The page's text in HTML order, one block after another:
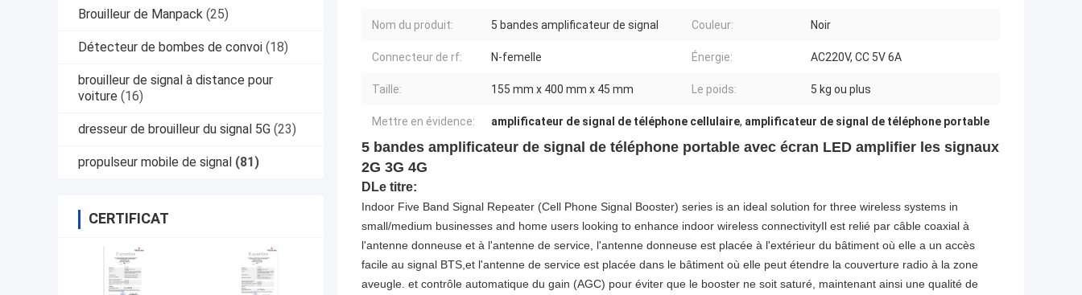
Brouilleur de Manpack (25)
Détecteur de bombes de convoi (18)
brouilleur de signal à distance pour
voiture (16)
dresseur de brouilleur du signal 5G (23)
propulseur mobile de signal (81)
CERTIFICAT
Nom du produit: 5 bandes amplificateur de signal Couleur: Noir
Connecteur de rf: N-femelle Énergie: AC220V, CC 5V 6A
Taille: 155 mm x 400 mm x 45 mm Le poids: 5 kg ou plus
Mettre en évidence: amplificateur de signal de téléphone cellulaire, amplificateur de signal de téléphone portable
5 bandes amplificateur de signal de téléphone portable avec écran LED amplifier les signaux
2G 3G 4G
D Le titre:
Indoor Five Band Signal Repeater (Cell Phone Signal Booster) series is an ideal solution for three wireless systems in
small/medium businesses and home users looking to enhance indoor wireless connectivityIl est relié par câble coaxial à
l'antenne donneuse et à l'antenne de service, l'antenne donneuse est placée à l'extérieur du bâtiment où elle a un accès
facile au signal BTS,et l'antenne de service est placée dans le bâtiment où elle peut étendre la couverture radio à la zone
aveugle. et contrôle automatique du gain (AGC) pour éviter que le booster ne soit saturé, maintenant ainsi une qualité de